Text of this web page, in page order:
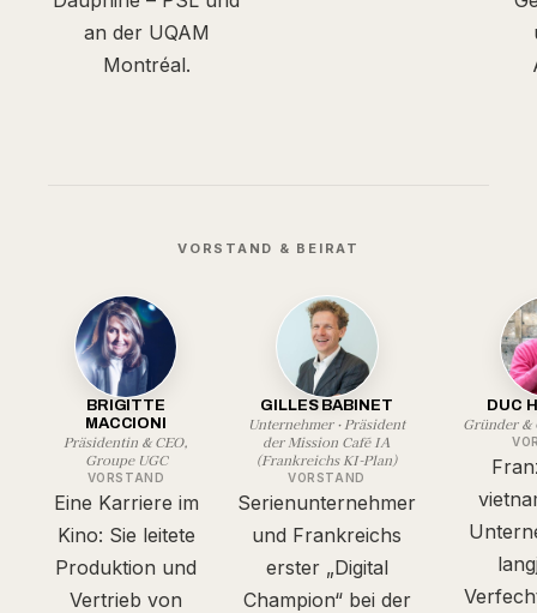
an der UQAM
Montréal.
VORSTAND & BEIRAT
BRIGITTE
MACCIONI
Präsidentin & CEO,
Groupe UGC
VORSTAND
Eine Karriere im
Kino: Sie leitete
Produktion und
Vertrieb von
GILLES BABINET
Unternehmer · Präsident
der Mission Café IA
(Frankreichs KI-Plan)
VORSTAND
Serienunternehmer
und Frankreichs
erster „Digital
Champion“ bei der
DUC
Gründer &